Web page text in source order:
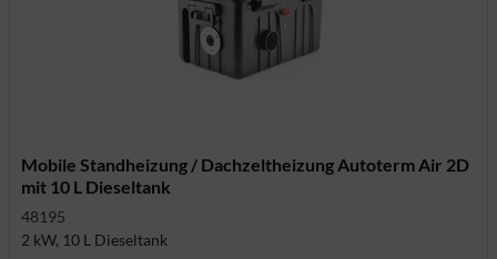
Mobile Standheizung / Dachzeltheizung Autoterm Air 2D
mit 10 L Dieseltank
48195
2 kW, 10 L Dieseltank